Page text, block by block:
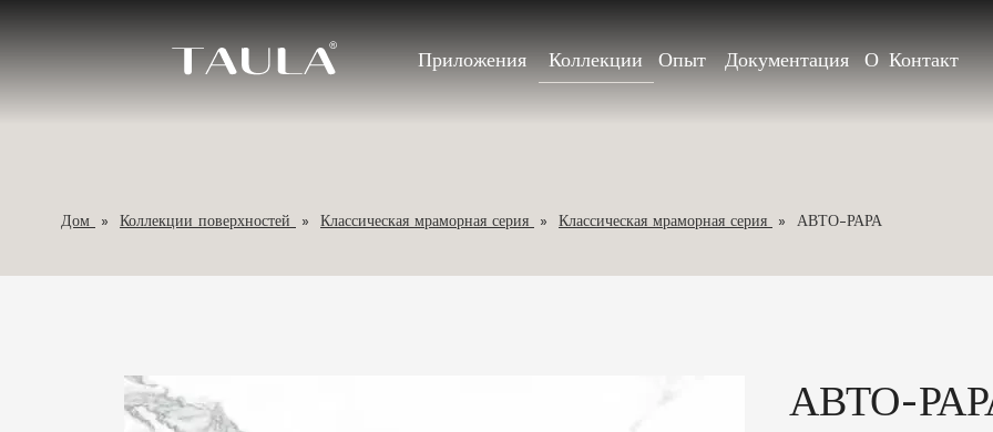
Приложения Коллекции Опыт Документация О Контакт
Дом » Коллекции поверхностей » Классическая мраморная серия » Классическая мраморная серия » АВТО-РАРА
АВТО-